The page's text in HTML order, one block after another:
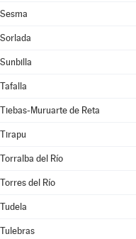
Sesma
Sorlada
Sunbilla
Tafalla
Tiebas-Muruarte de Reta
Tirapu
Torralba del Río
Torres del Río
Tudela
Tulebras